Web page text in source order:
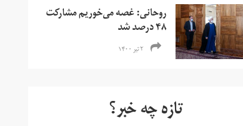
روحانی: غصه می‌خوریم مشارکت
۴۸ درصد شد
۲ تیر ۱۴۰۰
تازه چه خبر؟